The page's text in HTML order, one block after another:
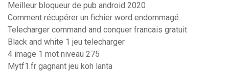
Meilleur bloqueur de pub android 2020
Comment récupérer un fichier word endommagé
Telecharger command and conquer francais gratuit
Black and white 1 jeu telecharger
4 image 1 mot niveau 275
Mytf1.fr gagnant jeu koh lanta